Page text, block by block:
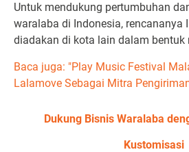
Untuk mendukung pertumbuhan
waralaba di Indonesia, rencananya
diadakan di kota lain dalam bentuk
Baca juga: "Play Music Festival
Lalamove Sebagai Mitra
Dukung Bisnis Waralaba
Kustomisasi